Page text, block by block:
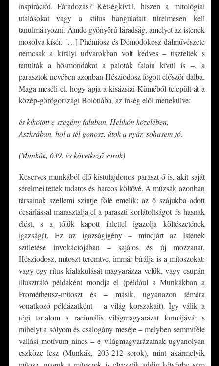
inspirációt. Fáradozás? Kétségkívül, hiszen a mitológiai
utalásokat vagy a stílus hangulatait türelmesen kell
tanulmányozni. Ámde gyönyörű fáradság, amelyet az istenek
mosolya kísér. […] Phémiosz és Démodokosz dalművészete
nemcsak a királyi udvarokban volt kedves – tisztelték s
tanulták a hősmondákat a paloták falain kívül is –, a
parasztok nevében azonban Hésziodosz fogott először dalba.
Maga meséli el, hogy apja a kisázsiai Küméből települt át a
közép-görögországi Boiótiába, az ínség elől menekülve:
és kikötött e szegény faluban, Helikón közelében,
Aszkrában, hol a tél gonosz, átok a nyár, sohasem jó.
(Munkák, 639. és következő sorok)
Keserves munkából élő kistulajdonos paraszt ő is, akit saját
sérelmei tettek tudatos és harcos költővé. A múzsák azonban
társainak szellemi szintje fölé emelik: az ő szájukba adott
ócsárlással marasztalja el a paraszti korlátoltságot és hasnak
élést, s a tőlük kapott ihlettel igazolja költészetének
igazságát. Ez az igazságigény – mindjárt az Istenek
születése invokációjában – sajátos és új mozzanat.
Hésziodosz, mítoszt teremtve, immár bírálja is a mítoszokat:
vagy egy rítus kialakulását magyarázza velük, vagy csupán
illusztráló példaként mondja el (például a Munkákban a
Prométheusz-mítoszt és – másik, ugyanazon témára
vonatkozó példázatként – a világ korszakait). Így válik a
régi tartalom a racionális világmagyarázat formájává; s
mihelyt a sólyom és csalogány meséje – melyben semmiféle
vallási motívum nincs – e világmagyarázatnak ugyanolyan
eszköze lesz (Munkák, 203-212 sorok), mint akármelyik